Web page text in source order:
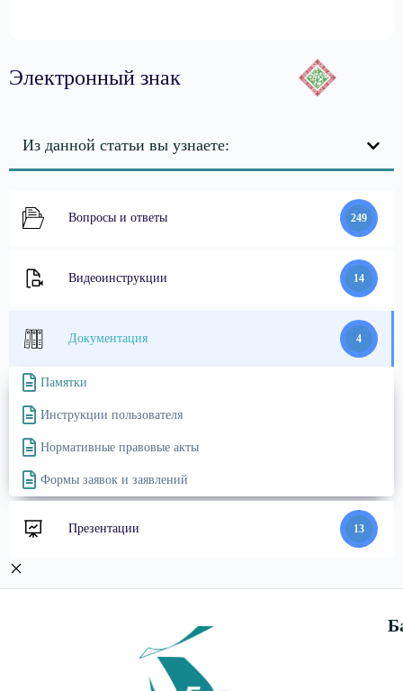
Электронный знак
Из данной статьи вы узнаете:
Вопросы и ответы 249
Видеоинструкции 14
Документация 4
Памятки
Инструкции пользователя
Нормативные правовые акты
Формы заявок и заявлений
Презентации 13